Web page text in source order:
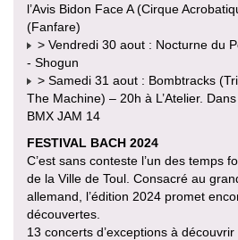
l’Avis Bidon Face A (Cirque
(Fanfare)
> Vendredi 30 aout : Nocturne du
- Shogun
> Samedi 31 aout : Bombtracks
The Machine) – 20h à L’Atelier.
BMX JAM 14
FESTIVAL BACH 2024
C’est sans conteste l’un des temps
de la Ville de Toul. Consacré au
allemand, l’édition 2024 promet
découvertes.
13 concerts d’exceptions à découvrir